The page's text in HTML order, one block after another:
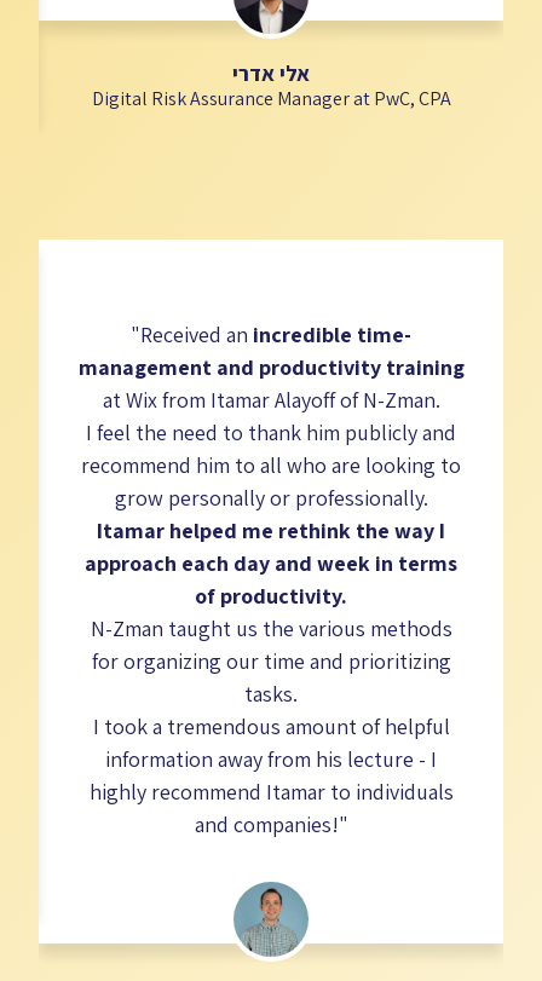
אלי אדרי
Digital Risk Assurance Manager at PwC, CPA​
"Received an incredible time-
management and productivity training
at Wix from Itamar Alayoff of N-Zman.
I feel the need to thank him publicly and
recommend him to all who are looking to
grow personally or professionally.
Itamar helped me rethink the way I
approach each day and week in terms
of productivity.
N-Zman taught us the various methods
for organizing our time and prioritizing
tasks.
I took a tremendous amount of helpful
information away from his lecture - I
highly recommend Itamar to individuals
and companies!"